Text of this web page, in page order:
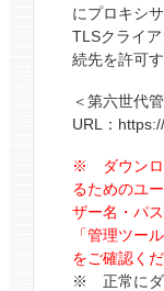
にプロキシ
TLSクライ
続先を許可
＜第六世代
URL：
※ ダウンロ
るためのユ
ザー名・パ
「管理ツー
をご確認くだ
※ 正常にダ